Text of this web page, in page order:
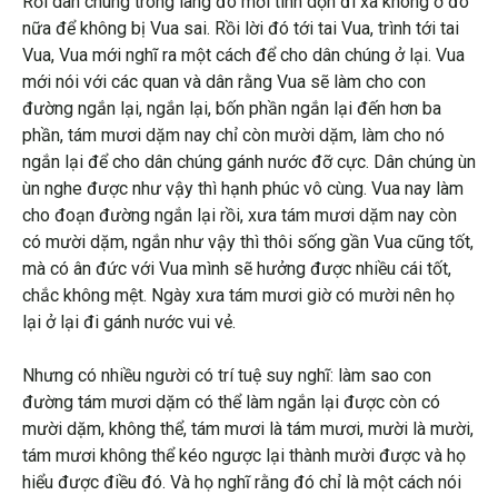
nữa để không bị Vua sai. Rồi lời đó tới tai Vua, trình tới tai
Vua, Vua mới nghĩ ra một cách để cho dân chúng ở lại. Vua
mới nói với các quan và dân rằng Vua sẽ làm cho con
đường ngắn lại, ngắn lại, bốn phần ngắn lại đến hơn ba
phần, tám mươi dặm nay chỉ còn mười dặm, làm cho nó
ngắn lại để cho dân chúng gánh nước đỡ cực. Dân chúng ùn
ùn nghe được như vậy thì hạnh phúc vô cùng. Vua nay làm
cho đoạn đường ngắn lại rồi, xưa tám mươi dặm nay còn
có mười dặm, ngắn như vậy thì thôi sống gần Vua cũng tốt,
mà có ân đức với Vua mình sẽ hưởng được nhiều cái tốt,
chắc không mệt. Ngày xưa tám mươi giờ có mười nên họ
lại ở lại đi gánh nước vui vẻ.
Nhưng có nhiều người có trí tuệ suy nghĩ: làm sao con
đường tám mươi dặm có thể làm ngắn lại được còn có
mười dặm, không thể, tám mươi là tám mươi, mười là mười,
tám mươi không thể kéo ngược lại thành mười được và họ
hiểu được điều đó. Và họ nghĩ rằng đó chỉ là một cách nói